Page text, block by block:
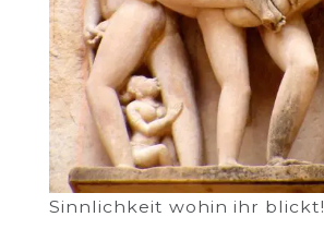
Sinnlichkeit wohin ihr blickt!